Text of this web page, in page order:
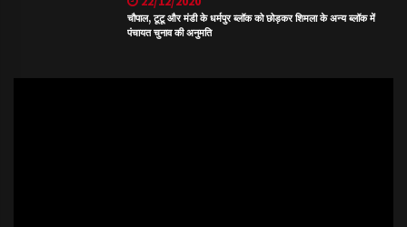
चौपाल, टूटू और मंडी के धर्मपुर ब्लॉक को छोड़कर शिमला के अन्य ब्लॉक में
पंचायत चुनाव की अनुमति